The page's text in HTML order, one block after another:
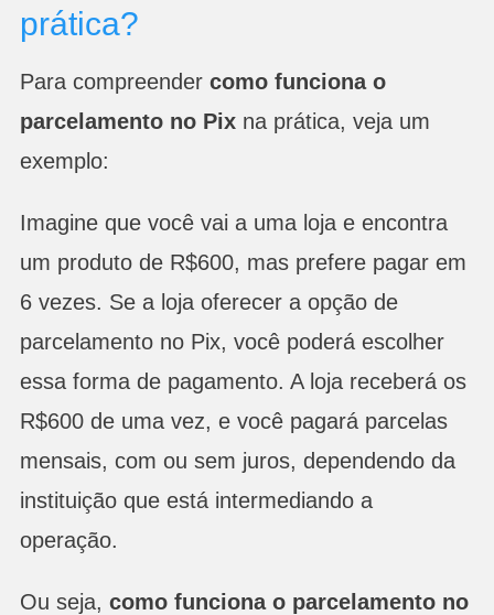
prática?
Para compreender como funciona o
parcelamento no Pixna prática, veja um
exemplo:
Imagine que você vai a uma loja e encontra
um produto de R$600, mas prefere pagar em
6 vezes. Se a loja oferecer a opção de
parcelamento no Pix, você poderá escolher
essa forma de pagamento. A loja receberá os
R$600 de uma vez, e você pagará parcelas
mensais, com ou sem juros, dependendo da
instituição que está intermediando a
operação.
Ou seja, como funciona o parcelamento no